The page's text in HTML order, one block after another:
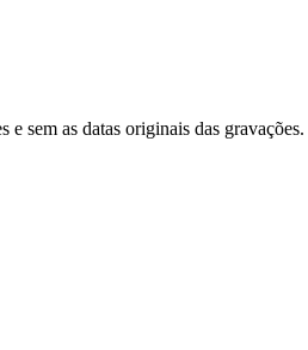
sem as datas originais das